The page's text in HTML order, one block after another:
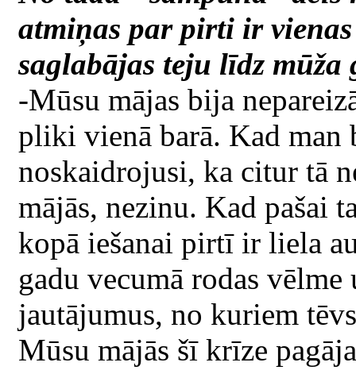
atmiņas par pirti ir
saglabājas teju līdz
-Mūsu mājas bija
pliki vienā barā. Kad
noskaidrojusi, ka citur tā
mājās, nezinu. Kad pašai
kopā iešanai pirtī ir liela
gadu vecumā rodas
jautājumus, no kuriem
Mūsu mājās šī krīze